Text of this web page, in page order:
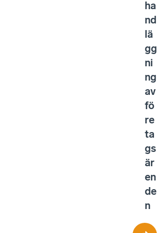
ha
nd
lä
gg
ni
ng
av
fö
re
ta
gs
är
en
de
n